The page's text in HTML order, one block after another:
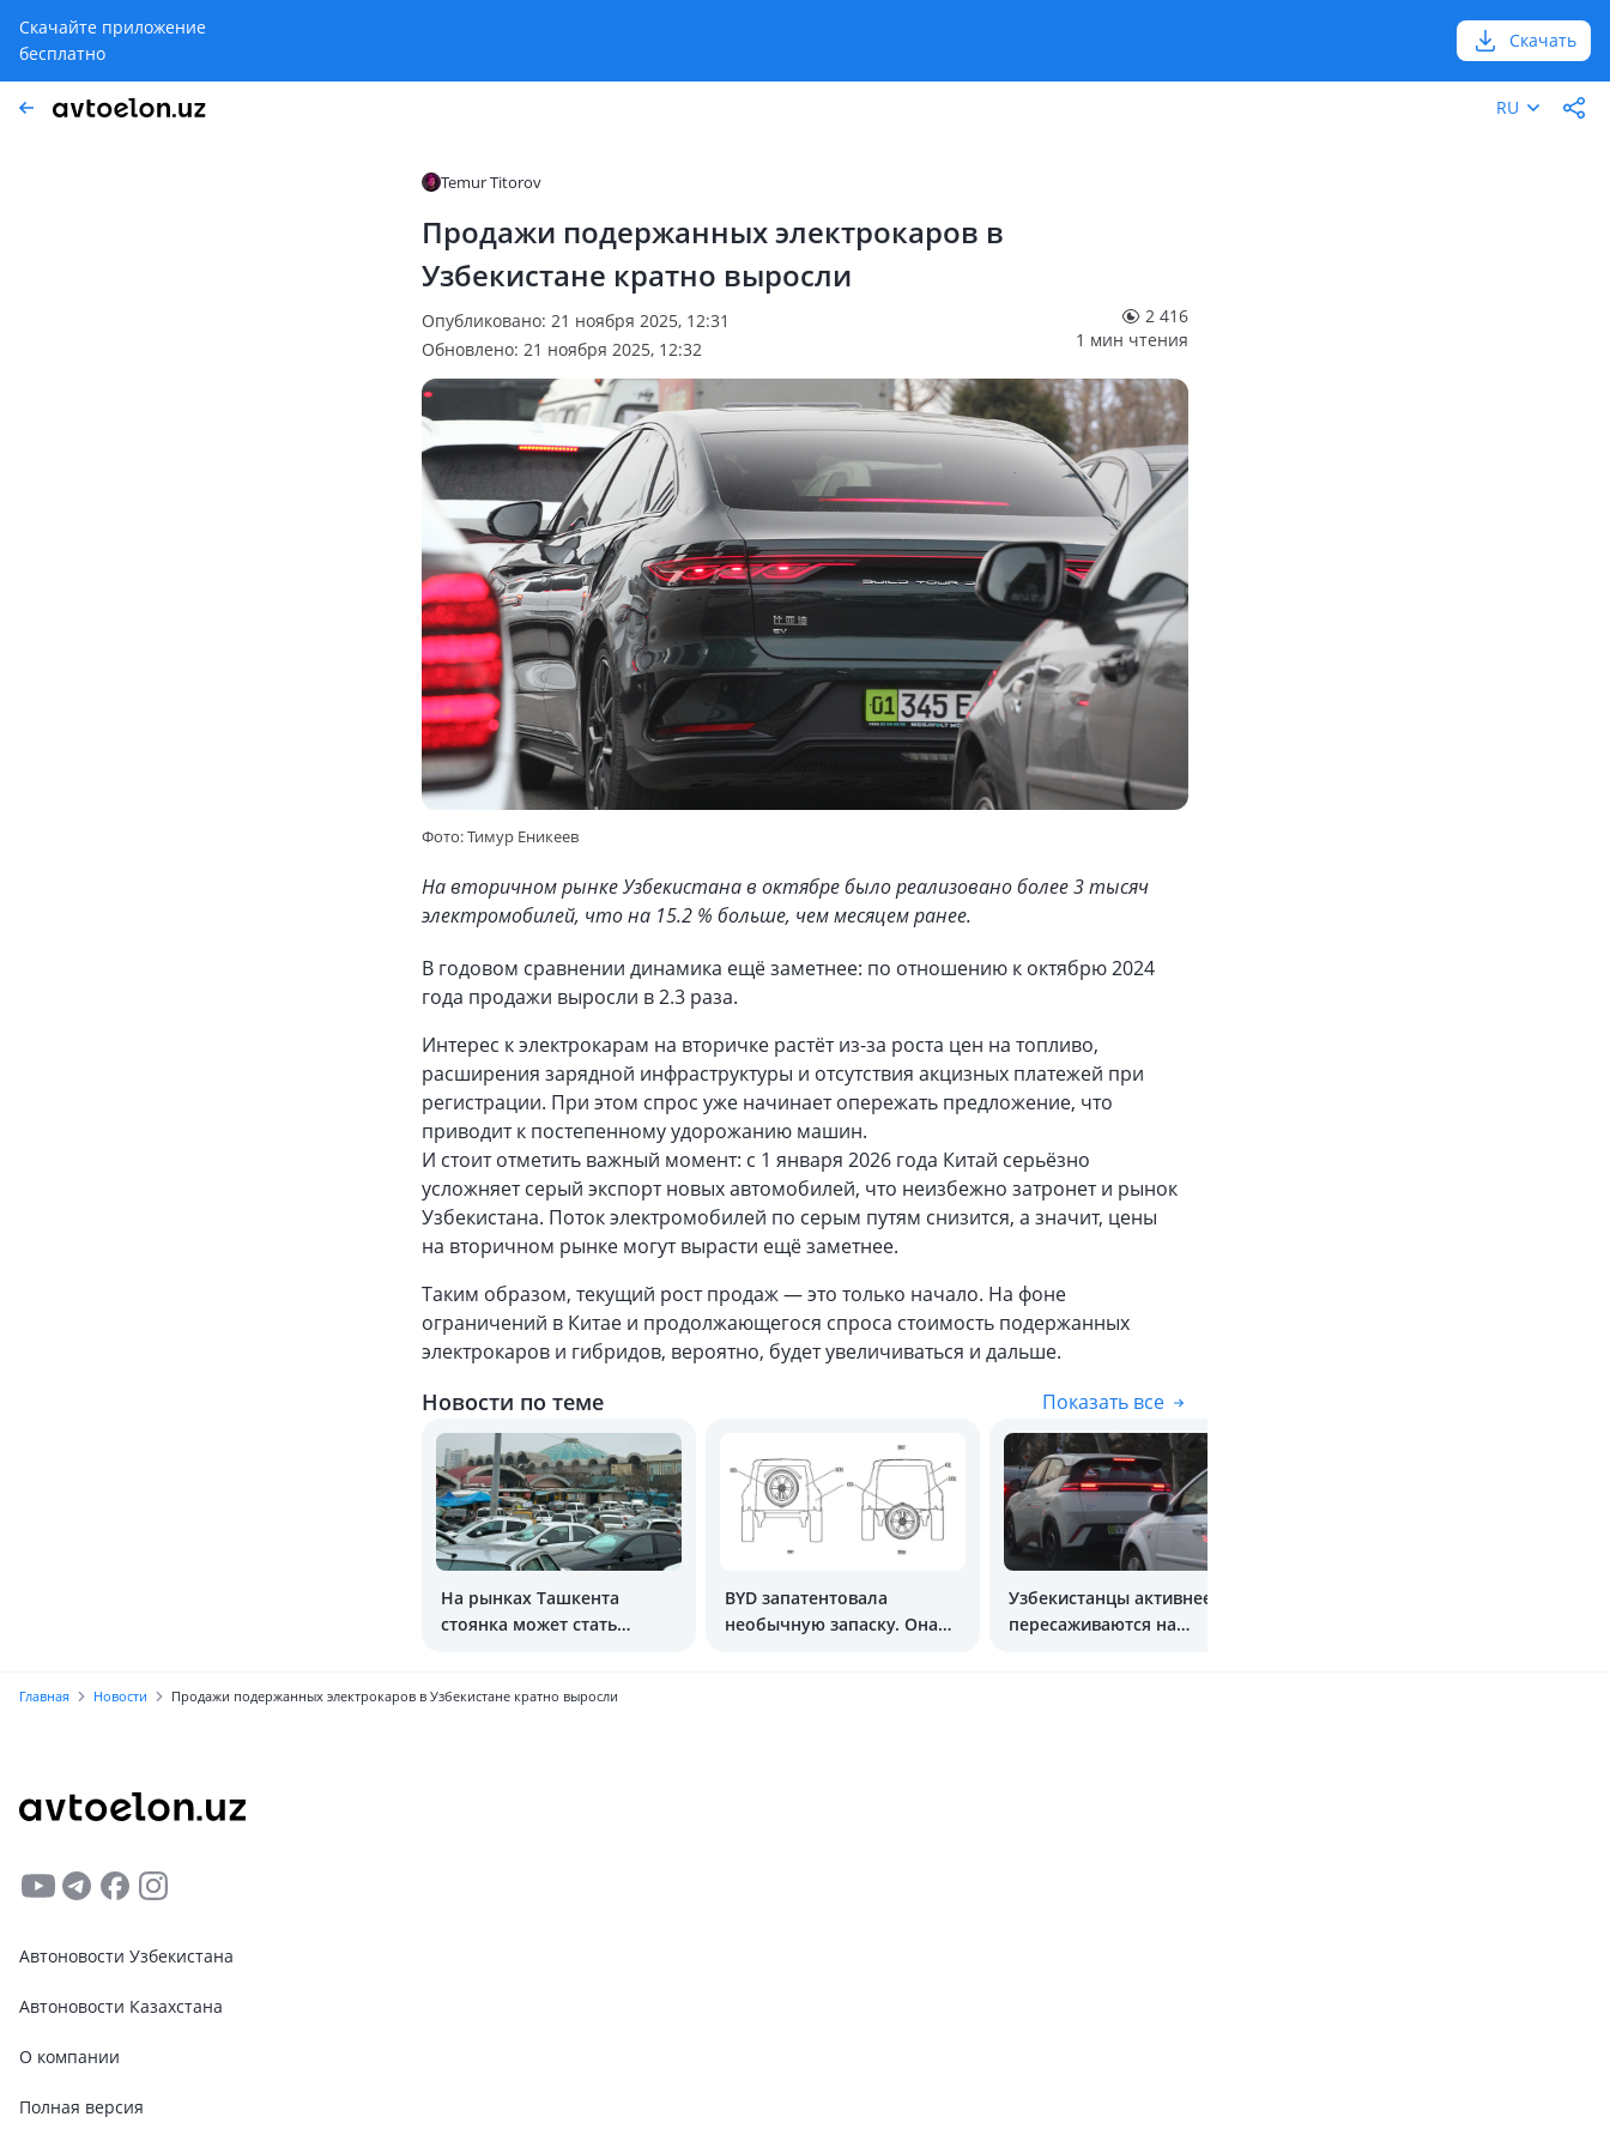
Скачайте приложение
бесплатно
Скачать
RU
Temur Titorov
Продажи подержанных электрокаров в
Узбекистане кратно выросли
Опубликовано: 21 ноября 2025, 12:31
Обновлено: 21 ноября 2025, 12:32
2 416
1 мин чтения
Фото: Тимур Еникеев
На вторичном рынке Узбекистана в октябре было реализовано более 3 тысяч
электромобилей, что на 15.2 % больше, чем месяцем ранее.
В годовом сравнении динамика ещё заметнее: по отношению к октябрю 2024
года продажи выросли в 2.3 раза.
Интерес к электрокарам на вторичке растёт из-за роста цен на топливо,
расширения зарядной инфраструктуры и отсутствия акцизных платежей при
регистрации. При этом спрос уже начинает опережать предложение, что
приводит к постепенному удорожанию машин.
И стоит отметить важный момент: с 1 января 2026 года Китай серьёзно
усложняет серый экспорт новых автомобилей, что неизбежно затронет и рынок
Узбекистана. Поток электромобилей по серым путям снизится, а значит, цены
на вторичном рынке могут вырасти ещё заметнее.
Таким образом, текущий рост продаж — это только начало. На фоне
ограничений в Китае и продолжающегося спроса стоимость подержанных
электрокаров и гибридов, вероятно, будет увеличиваться и дальше.
Новости по теме Показать все
На рынках Ташкента
стоянка может стать
BYD запатентовала
необычную запаску. Она
Узбекистанцы активнее
пересаживаются на
Главная Новости Продажи подержанных электрокаров в Узбекистане кратно выросли
Автоновости Узбекистана
Автоновости Казахстана
О компании
Полная версия